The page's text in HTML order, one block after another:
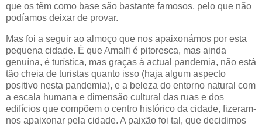
que os têm como base são bastante famosos, pelo que não
podíamos deixar de provar.
Mas foi a seguir ao almoço que nos apaixonámos por esta
pequena cidade. É que Amalfi é pitoresca, mas ainda
genuína, é turística, mas graças à actual pandemia, não está
tão cheia de turistas quanto isso (haja algum aspecto
positivo nesta pandemia), e a beleza do entorno natural com
a escala humana e dimensão cultural das ruas e dos
edifícios que compõem o centro histórico da cidade, fizeram-
nos apaixonar pela cidade. A paixão foi tal, que decidimos